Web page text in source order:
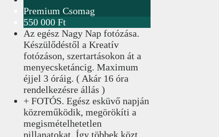
Premium Csomag
550 000 Ft
Az egész Nagy Nap fotózása.
Készülődéstől a Kreatív
fotózáson, szertartásokon át a
menyecsketáncig. Maximum
éjjel 3 óráig. ( Akár 16 óra
rendelkezésre állás )
+ FOTÓS. Egész esküvő napján
közreműködik, megörökíti a
megismételhetetlen
pillanatokat. Így többek közt